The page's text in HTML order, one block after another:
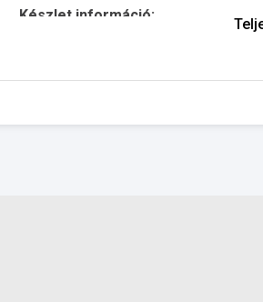
Készlet információ: